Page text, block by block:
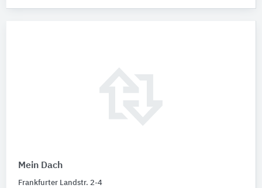
Mein Dach
Frankfurter Landstr. 2-4